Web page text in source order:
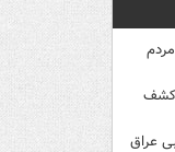
کشف
عراق